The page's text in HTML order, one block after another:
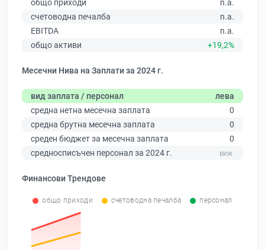
общо приходи
n.a.
счетоводна печалба
n.a.
EBITDA
n.a.
общо активи
+19,2%
Месечни Нива на Заплати за 2024 г.
вид заплата / персонал
лева
средна нетна месечна заплата
0
средна брутна месечна заплата
0
среден бюджет за месечна заплата
0
средносписъчен персонал за 2024 г.
Финансови Трендове
общо приходи счетоводна печалба персонал